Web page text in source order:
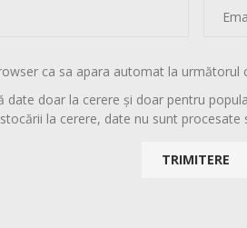
ca sa apara automat la următorul
doar la cerere și doar pentru
la cerere, date nu sunt procesate